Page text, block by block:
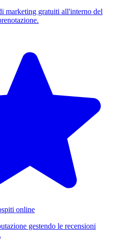
marketing gratuiti all'interno del
online
gestendo le recensioni